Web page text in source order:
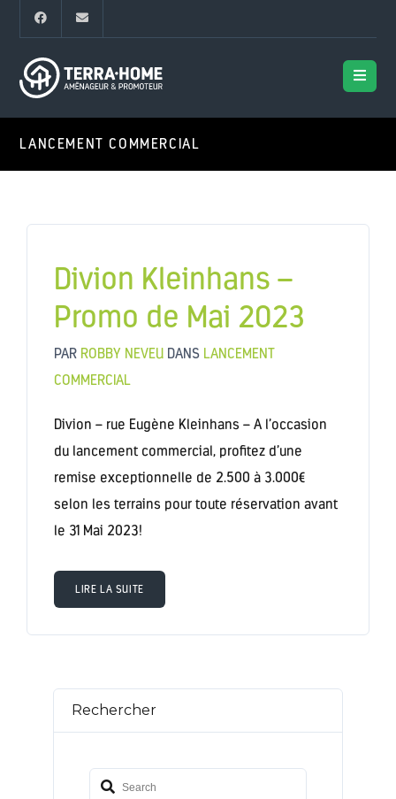
LANCEMENT COMMERCIAL
Divion Kleinhans –
Promo de Mai 2023
PAR ROBBY NEVEU DANS LANCEMENT
COMMERCIAL
Divion – rue Eugène Kleinhans – A l’occasion
du lancement commercial, profitez d’une
remise exceptionnelle de 2.500 à 3.000€
selon les terrains pour toute réservation avant
le 31 Mai 2023!
LIRE LA SUITE
Rechercher